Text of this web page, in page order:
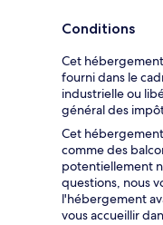
Conditions
Cet
fourni dans le
industrielle ou
général des
Cet
comme des
potentiellement
questions, nous
l'hébergement
vous accueillir